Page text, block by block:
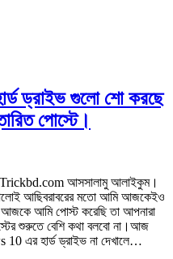
ড্রাইভ গুলো শো করছে
পোস্টে।
আসসালামু আলাইকুম।
আছিবরাবরের মতো আমি আজকেইও
আজকে আমি পোস্ট করেছি তা আপনারা
শুরুতে বেশি কথা বলবো না।আজ
এর হার্ড ড্রাইভ না দেখালে…